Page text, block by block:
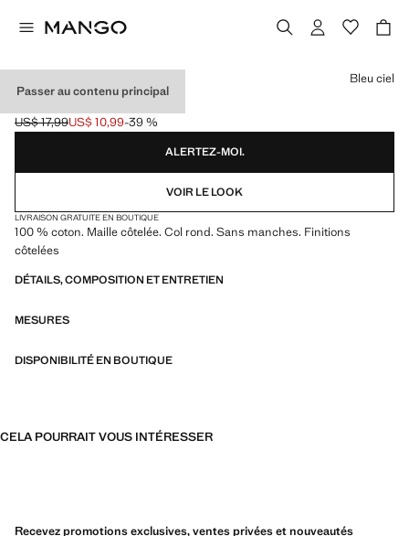
Passer au contenu principal
CROP TOP MAILLE
Prix initial barré [US$ 17,99 ]
US$ 17,99
Prix actuel [US$ 10,99 ]
US$ 10,99-39 %
Choisissez une couleur
Bleu ciel
ALERTEZ-MOI.
VOIR LE LOOK
LIVRAISON GRATUITE EN BOUTIQUE
100 % coton. Maille côtelée. Col rond. Sans manches. Finitions
côtelées
DÉTAILS, COMPOSITION ET ENTRETIEN
MESURES
DISPONIBILITÉ EN BOUTIQUE
CELA POURRAIT VOUS INTÉRESSER
Recevez promotions exclusives, ventes privées et nouveautés